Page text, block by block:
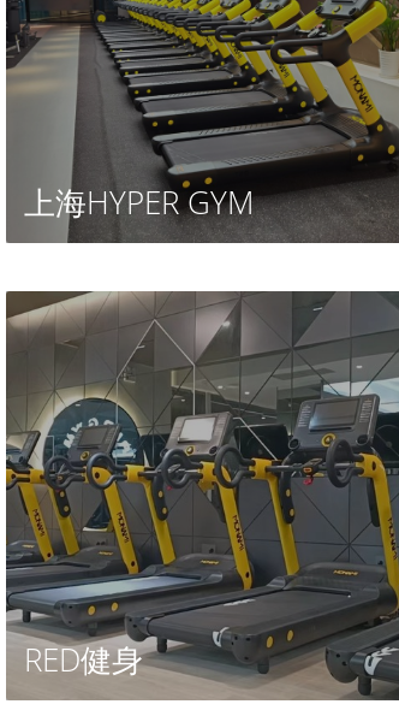
上海HYPER GYM
RED健身